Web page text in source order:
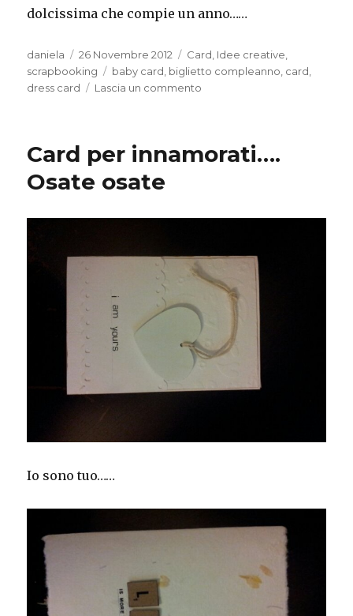
dolcissima che compie un anno……
Autore
daniela
Pubblicato
il
26 Novembre 2012 Categorie
Card Idee creative
scrapbooking
Tag
baby card biglietto compleanno card
dress card
Lascia un commento
Card per innamorati….
Osate osate
Io sono tuo……